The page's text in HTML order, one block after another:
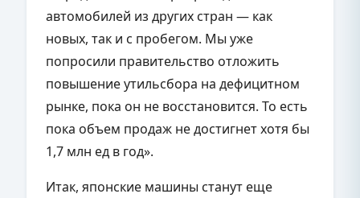
автомобилей из других стран — как
новых, так и с пробегом. Мы уже
попросили правительство отложить
повышение утильсбора на дефицитном
рынке, пока он не восстановится. То есть
пока объем продаж не достигнет хотя бы
1,7 млн ед в год».
Итак, японские машины станут еще